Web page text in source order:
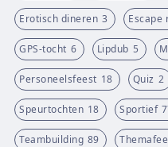
Erotisch dineren 3 Escape
GPS-tocht 6 Lipdub 5
Personeelsfeest 18 Quiz 2
Speurtochten 18 Sportief
Teambuilding 89